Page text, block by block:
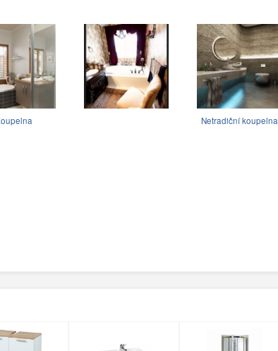
Netradiční koupelna